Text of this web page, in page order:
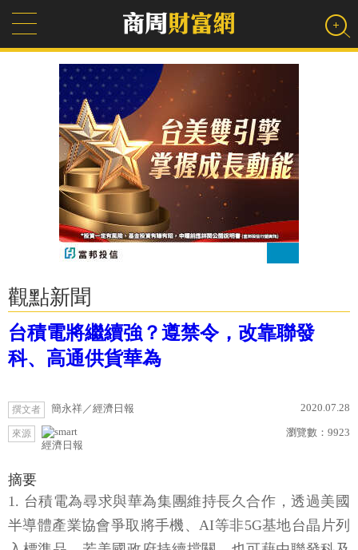
觀點新聞
台積電將繼續強？遵禁令，改靠聯發
科、高通供貨華為
撰文者 簡永祥／經濟日報 2020.07.28
來源
經濟日報
瀏覽數： 9923
摘要
1. 台積電為尋求與華為集團維持長久合作，透過美國
半導體產業協會爭取將手機、AI等非5G基地台晶片列